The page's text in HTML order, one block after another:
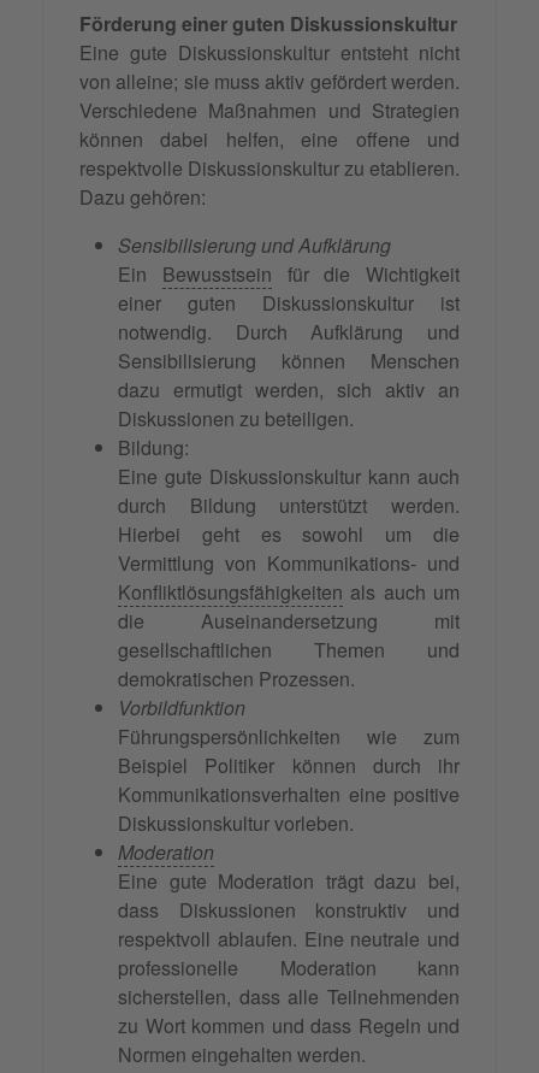
Förderung einer guten Diskussionskultur
Eine gute Diskussionskultur entsteht nicht
von alleine; sie muss aktiv gefördert werden.
Verschiedene Maßnahmen und Strategien
können dabei helfen, eine offene und
respektvolle Diskussionskultur zu etablieren.
Dazu gehören:
Sensibilisierung und Aufklärung
Ein Bewusstsein für die Wichtigkeit
einer guten Diskussionskultur ist
notwendig. Durch Aufklärung und
Sensibilisierung können Menschen
dazu ermutigt werden, sich aktiv an
Diskussionen zu beteiligen.
Bildung:
Eine gute Diskussionskultur kann auch
durch Bildung unterstützt werden.
Hierbei geht es sowohl um die
Vermittlung von Kommunikations- und
Konfliktlösungsfähigkeiten als auch um
die Auseinandersetzung mit
gesellschaftlichen Themen und
demokratischen Prozessen.
Vorbildfunktion
Führungspersönlichkeiten wie zum
Beispiel Politiker können durch ihr
Kommunikationsverhalten eine positive
Diskussionskultur vorleben.
Moderation
Eine gute Moderation trägt dazu bei,
dass Diskussionen konstruktiv und
respektvoll ablaufen. Eine neutrale und
professionelle Moderation kann
sicherstellen, dass alle Teilnehmenden
zu Wort kommen und dass Regeln und
Normen eingehalten werden.